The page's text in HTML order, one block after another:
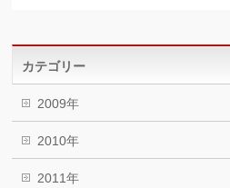
カテゴリー
2009年
2010年
2011年